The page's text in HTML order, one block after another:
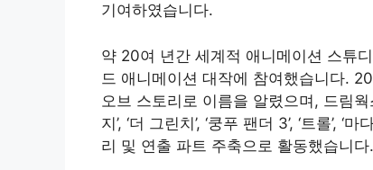
기여하였습니다.
약 20여 년간 세계적 애니메이션 스튜
드 애니메이션 대작에 참여했습니다.
오브 스토리로 이름을 알렸으며, 드림
지’, ‘더 그린치’, ‘쿵푸 팬더 3’, ‘트롤’,
리 및 연출 파트 주축으로 활동했습니다.